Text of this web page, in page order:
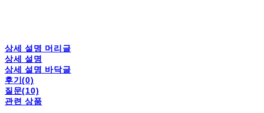
상세 설명 머리글
상세 설명
상세 설명 바닥글
후기(0)
질문(10)
관련 상품